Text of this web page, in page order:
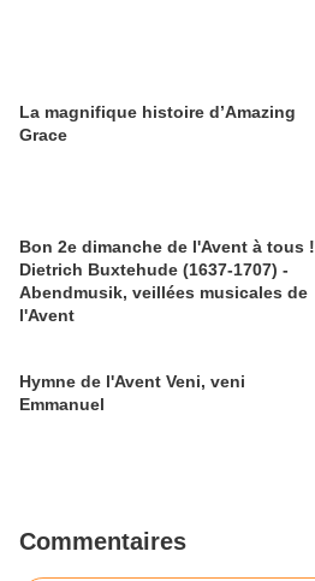
La magnifique histoire d’Amazing
Grace
Bon 2e dimanche de l'Avent à tous !
Dietrich Buxtehude (1637-1707) -
Abendmusik, veillées musicales de
l'Avent
Hymne de l'Avent Veni, veni
Emmanuel
Commentaires